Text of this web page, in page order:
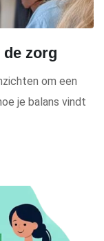
zorg
om een
je balans vindt